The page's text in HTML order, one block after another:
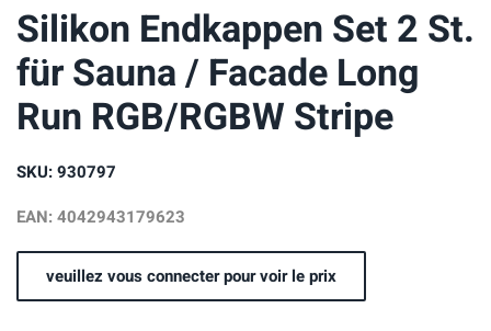
Silikon Endkappen Set 2 St.
für Sauna / Facade Long
Run RGB/RGBW Stripe
SKU: 930797
EAN: 4042943179623
veuillez vous connecter pour voir le prix